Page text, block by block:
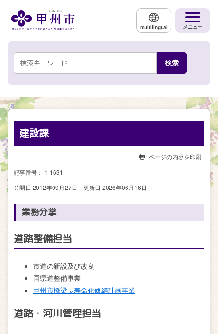
multilingual メニュー
建設課
ページの内容を印刷
記事番号： 1-1631
公開日 2012年09月27日
更新日 2026年06月16日
業務分掌
道路整備担当
市道の新設及び改良
国県道整備事業
甲州市橋梁長寿命化修繕計画事業
道路・河川管理担当